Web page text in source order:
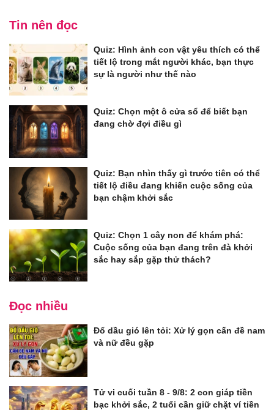
Tin nên đọc
Quiz: Hình ảnh con vật yêu thích có thể
tiết lộ trong mắt người khác, bạn thực
sự là người như thế nào
Quiz: Chọn một ô cửa sổ để biết bạn
đang chờ đợi điều gì
Quiz: Bạn nhìn thấy gì trước tiên có thể
tiết lộ điều đang khiến cuộc sống của
bạn chậm khởi sắc
Quiz: Chọn 1 cây non để khám phá:
Cuộc sống của bạn đang trên đà khởi
sắc hay sắp gặp thử thách?
Đọc nhiều
Đổ dầu gió lên tỏi: Xử lý gọn cấn đề nam
và nữ đều gặp
Tử vi cuối tuần 8 - 9/8: 2 con giáp tiền
bạc khởi sắc, 2 tuổi cần giữ chặt ví tiền